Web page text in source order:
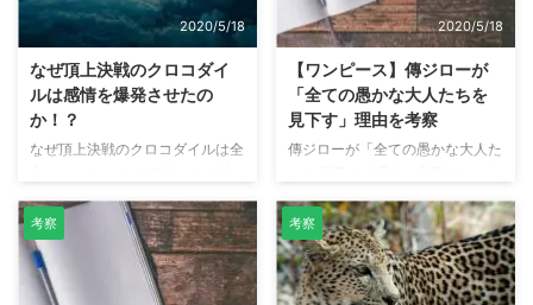
2020/5/18
なぜ頂上決戦のクロコダイ
ルは感情を爆発させたの
か！？
なぜ頂上決戦のクロコダイルは全
で犯罪組織「バロックワークス」
を作り、アラバスタを乗っ取ろう
計画していた頭の切れる男である
元王下七武海のサー・クロコダイ
ル。 アラバスタ編でルフィに敗
2020/5/18
【ワンピース】傳ジローが
「全ての愚かな大人たちを
見下す」理由を考察
傳ジローが「全ての愚かな大人た
ース第961話で「光月おでん」と
対面した「傳ジロー」 「傳ジロ
ー」は「全ての愚かな大人を見下
す」が「光月おでん」だけは尊敬
していました。 まだ正体が判明
考察 考察